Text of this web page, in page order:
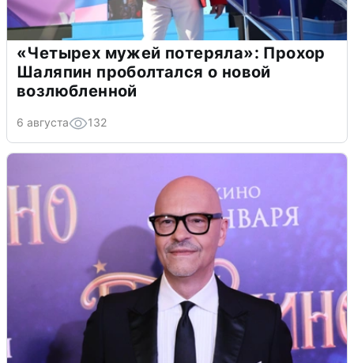
«Четырех мужей потеряла»: Прохор
Шаляпин проболтался о новой
возлюбленной
6 августа 132